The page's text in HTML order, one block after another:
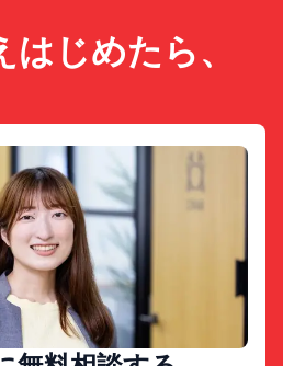
じめたら、